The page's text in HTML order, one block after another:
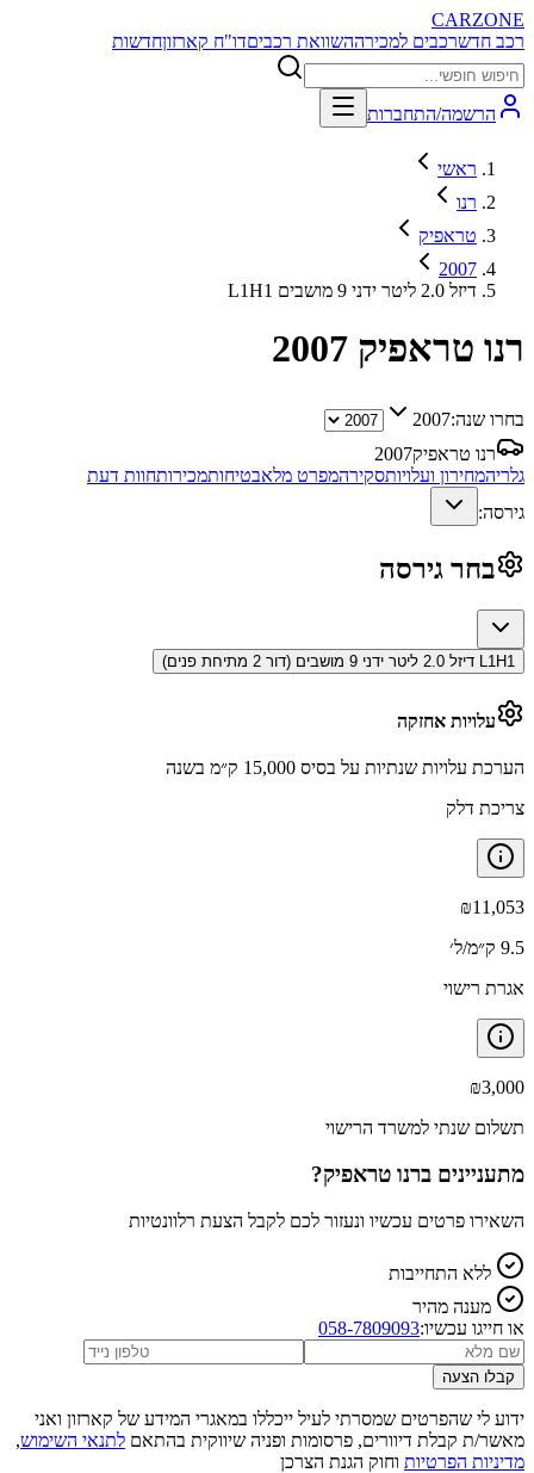
CARZONE
רכב חדשרכבים למכירההשוואת רכביםדו"ח קארזוןחדשות
הרשמה/התחברות
ראשי
רנו
טראפיק
2007
L1H1 דיזל 2.0 ליטר ידני 9 מושבים
רנו טראפיק 2007
בחרו שנה:2007
רנו טראפיק2007
גלריהמחירון ועלויותסקירהמפרט מלאבטיחותמכירותחוות דעת
גירסה:
בחר גירסה
L1H1 דיזל 2.0 ליטר ידני 9 מושבים (דור 2 מתיחת פנים)
עלויות אחזקה
הערכת עלויות שנתיות על בסיס 15,000 ק״מ בשנה
צריכת דלק
₪11,053
9.5 ק״מ/ל׳
אגרת רישוי
₪3,000
תשלום שנתי למשרד הרישוי
מתעניינים ברנו טראפיק?
השאירו פרטים עכשיו ונעזור לכם לקבל הצעת רלוונטיות
ללא התחייבות
מענה מהיר
או חייגו עכשיו:058-7809093
קבלו הצעה
ידוע לי שהפרטים שמסרתי לעיל ייכללו במאגרי המידע של קארזון ואני
מאשר/ת קבלת דיוורים, פרסומות ופניה שיווקית בהתאם לתנאי השימוש,
מדיניות הפרטיות וחוק הגנת הצרכן